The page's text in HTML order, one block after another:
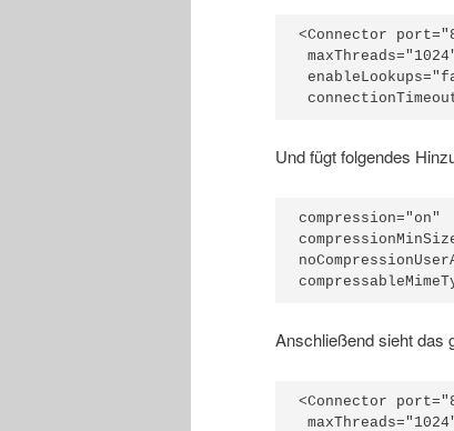
<Connector
Und fügt folgendes
compression="on"
Anschließend sieht das
<Connector